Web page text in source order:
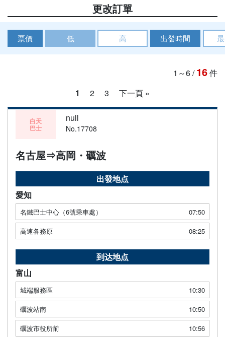
更改訂單
票價 低 高 出發時間
1～6/16件
1
2 3 下一頁 »
白天
巴士
null
No.17708
名古屋⇒高岡・礪波
出發地点
愛知
名鐵巴士中心（6號乘車處）
07:50
高速各務原
08:25
到达地点
富山
城端服務區
10:30
礪波站南
10:50
礪波市役所前
10:56